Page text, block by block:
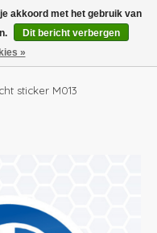
volgende dag in huis!
Verlanglijst
sticker M013
akkoord met het gebruik van
Dit bericht verbergen
»